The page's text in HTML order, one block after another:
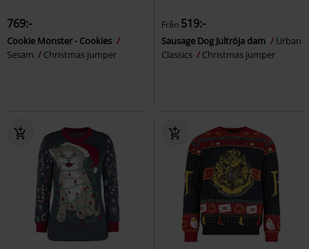
769:-
Cookie Monster - Cookies
Sesam
Christmas jumper
Från 519:-
Sausage Dog Jultröja dam
Urban
Classics
Christmas jumper